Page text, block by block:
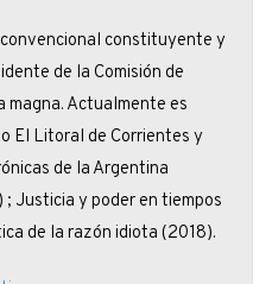
constituyente y
de la Comisión de
magna. Actualmente es
El Litoral de Corrientes y
de la Argentina
Justicia y poder en tiempos
de la razón idiota (2018).